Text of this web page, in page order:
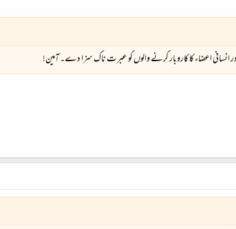
انسانی اعضاء کا کاروبار کرنے والوں کو عبرت ناک سزا دے۔ آمین!